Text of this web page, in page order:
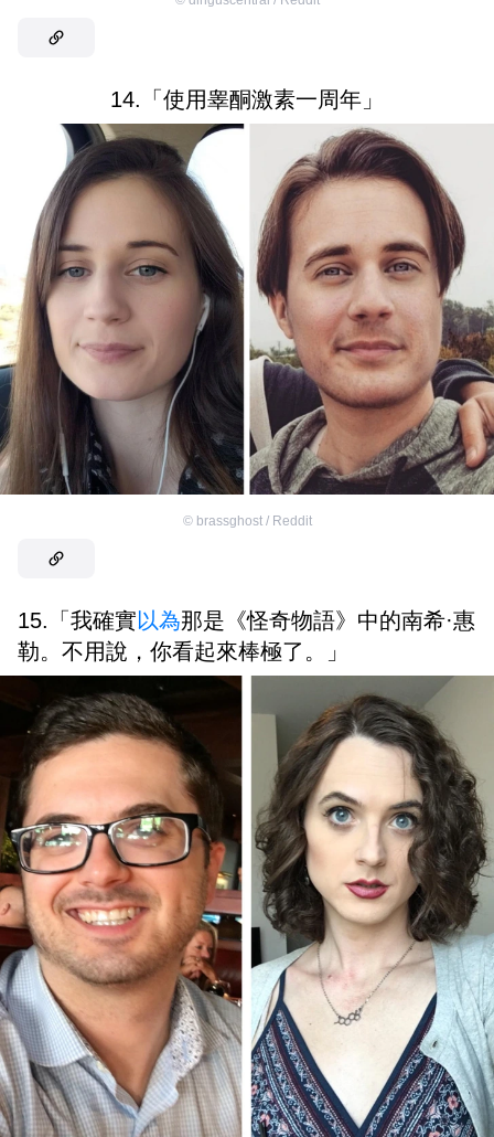
14.「使用睾酮激素一周年」
© brassghost / Reddit
15.「我確實以為那是《怪奇物語》中的南希·惠
勒。不用說，你看起來棒極了。」